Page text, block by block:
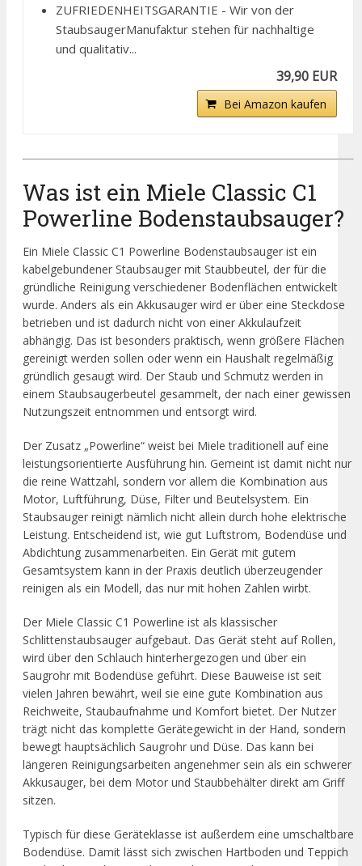
ZUFRIEDENHEITSGARANTIE - Wir von der
StaubsaugerManufaktur stehen für nachhaltige
und qualitativ...
39,90 EUR
Bei Amazon kaufen
Was ist ein Miele Classic C1
Powerline Bodenstaubsauger?
Ein Miele Classic C1 Powerline Bodenstaubsauger ist ein
kabelgebundener Staubsauger mit Staubbeutel, der für die
gründliche Reinigung verschiedener Bodenflächen entwickelt
wurde. Anders als ein Akkusauger wird er über eine Steckdose
betrieben und ist dadurch nicht von einer Akkulaufzeit
abhängig. Das ist besonders praktisch, wenn größere Flächen
gereinigt werden sollen oder wenn ein Haushalt regelmäßig
gründlich gesaugt wird. Der Staub und Schmutz werden in
einem Staubsaugerbeutel gesammelt, der nach einer gewissen
Nutzungszeit entnommen und entsorgt wird.
Der Zusatz „Powerline“ weist bei Miele traditionell auf eine
leistungsorientierte Ausführung hin. Gemeint ist damit nicht nur
die reine Wattzahl, sondern vor allem die Kombination aus
Motor, Luftführung, Düse, Filter und Beutelsystem. Ein
Staubsauger reinigt nämlich nicht allein durch hohe elektrische
Leistung. Entscheidend ist, wie gut Luftstrom, Bodendüse und
Abdichtung zusammenarbeiten. Ein Gerät mit gutem
Gesamtsystem kann in der Praxis deutlich überzeugender
reinigen als ein Modell, das nur mit hohen Zahlen wirbt.
Der Miele Classic C1 Powerline ist als klassischer
Schlittenstaubsauger aufgebaut. Das Gerät steht auf Rollen,
wird über den Schlauch hinterhergezogen und über ein
Saugrohr mit Bodendüse geführt. Diese Bauweise ist seit
vielen Jahren bewährt, weil sie eine gute Kombination aus
Reichweite, Staubaufnahme und Komfort bietet. Der Nutzer
trägt nicht das komplette Gerätegewicht in der Hand, sondern
bewegt hauptsächlich Saugrohr und Düse. Das kann bei
längeren Reinigungsarbeiten angenehmer sein als ein schwerer
Akkusauger, bei dem Motor und Staubbehälter direkt am Griff
sitzen.
Typisch für diese Geräteklasse ist außerdem eine umschaltbare
Bodendüse. Damit lässt sich zwischen Hartboden und Teppich